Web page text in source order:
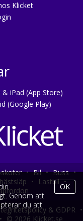
Klicket
& iPad (App Store)
(Google Play)
• Bil • Buss •
• Lastbil •
& GDPR •
• © 2026 Klicket.se
Genom att
du att
OK